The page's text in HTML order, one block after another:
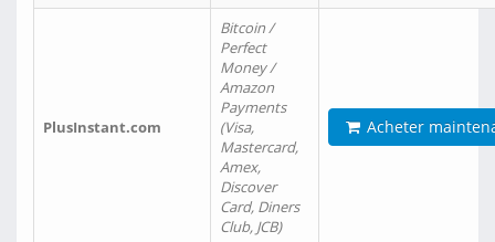
PlusInstant.com
Bitcoin /
Perfect
Money /
Amazon
Payments
(Visa,
Mastercard,
Amex,
Discover
Card, Diners
Club, JCB)
Acheter